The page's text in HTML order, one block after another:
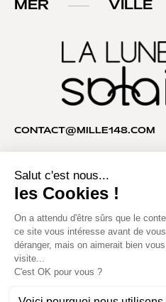
MER VILLE
CONTACT@MILLE148.COM
Copyright © 2026 MILLE148®. Tous